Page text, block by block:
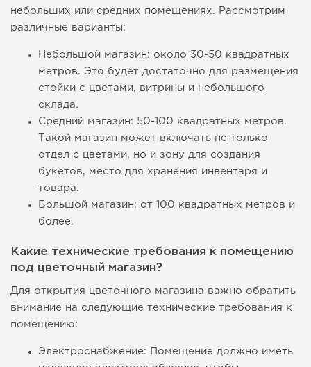
небольших или средних помещениях. Рассмотрим
различные варианты:
Небольшой магазин: около 30-50 квадратных
метров. Это будет достаточно для размещения
стойки с цветами, витрины и небольшого
склада.
Средний магазин: 50-100 квадратных метров.
Такой магазин может включать не только
отдел с цветами, но и зону для создания
букетов, место для хранения инвентаря и
товара.
Большой магазин: от 100 квадратных метров и
более.
Какие технические требования к помещению
под цветочный магазин?
Для открытия цветочного магазина важно обратить
внимание на следующие технические требования к
помещению:
Электроснабжение: Помещение должно иметь